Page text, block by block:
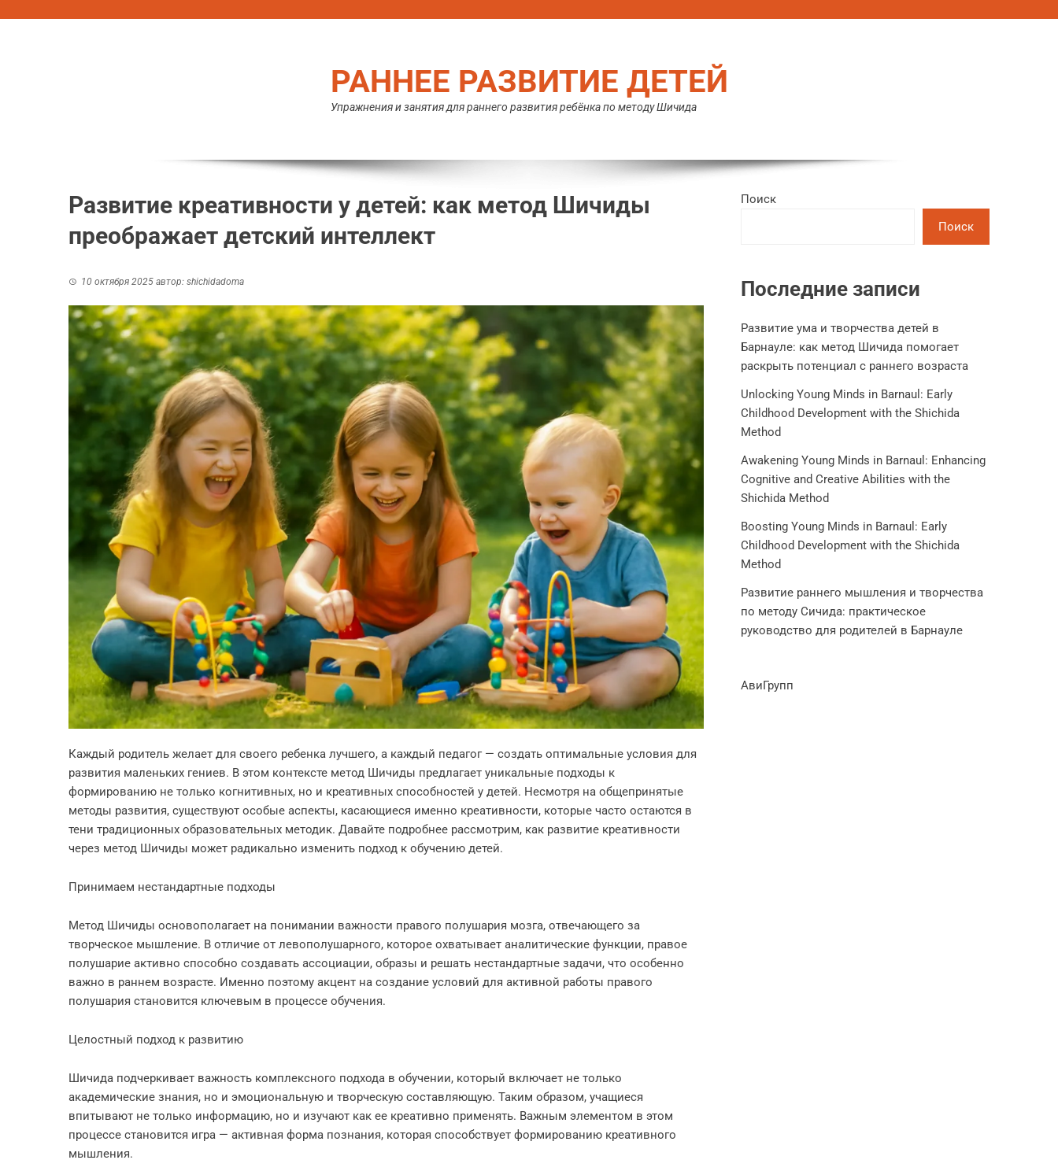
РАННЕЕ РАЗВИТИЕ ДЕТЕЙ
Упражнения и занятия для раннего развития ребёнка по методу Шичида
Развитие креативности у детей: как метод Шичиды
преображает детский интеллект
10 октября 2025 автор: shichidadoma
Каждый родитель желает для своего ребенка лучшего, а каждый педагог — создать оптимальные условия для
развития маленьких гениев. В этом контексте метод Шичиды предлагает уникальные подходы к
формированию не только когнитивных, но и креативных способностей у детей. Несмотря на общепринятые
методы развития, существуют особые аспекты, касающиеся именно креативности, которые часто остаются в
тени традиционных образовательных методик. Давайте подробнее рассмотрим, как развитие креативности
через метод Шичиды может радикально изменить подход к обучению детей.
Принимаем нестандартные подходы
Метод Шичиды основополагает на понимании важности правого полушария мозга, отвечающего за
творческое мышление. В отличие от левополушарного, которое охватывает аналитические функции, правое
полушарие активно способно создавать ассоциации, образы и решать нестандартные задачи, что особенно
важно в раннем возрасте. Именно поэтому акцент на создание условий для активной работы правого
полушария становится ключевым в процессе обучения.
Целостный подход к развитию
Шичида подчеркивает важность комплексного подхода в обучении, который включает не только
академические знания, но и эмоциональную и творческую составляющую. Таким образом, учащиеся
впитывают не только информацию, но и изучают как ее креативно применять. Важным элементом в этом
процессе становится игра — активная форма познания, которая способствует формированию креативного
мышления.
Поиск
Поиск
Последние записи
Развитие ума и творчества детей в
Барнауле: как метод Шичида помогает
раскрыть потенциал с раннего возраста
Unlocking Young Minds in Barnaul: Early
Childhood Development with the Shichida
Method
Awakening Young Minds in Barnaul: Enhancing
Cognitive and Creative Abilities with the
Shichida Method
Boosting Young Minds in Barnaul: Early
Childhood Development with the Shichida
Method
Развитие раннего мышления и творчества
по методу Сичида: практическое
руководство для родителей в Барнауле
АвиГрупп